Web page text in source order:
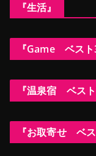
『生活』
『Game ベスト
『温泉宿 ベスト
『お取寄せ ベス